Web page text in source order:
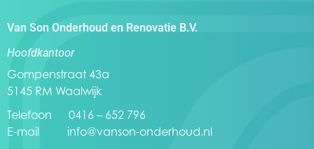
Van Son Onderhoud en Renovatie B.V.
Hoofdkantoor
Gompenstraat 43a
5145 RM Waalwijk
Telefoon 0416 – 652 796
E-mail info@vanson-onderhoud.nl